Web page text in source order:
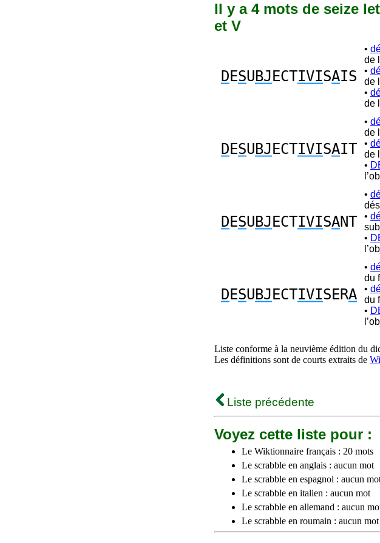
Il y a 4 mots de seize
et V
DESUBJ ECTIVISAIS
•
de
•
de
•
de
DESUBJ ECTIVISAIT
•
de
•
de
•
DESUBJ ECTIVISANT
•
•
•
DESUBJ ECTIVISERA
•
du
•
du
•
Liste conforme à la neuvième édition du
Les définitions sont de courts extraits de
Liste précédente
Voyez cette liste pour :
Le Wiktionnaire français : 20 mots
Le scrabble en anglais : aucun mot
Le scrabble en espagnol : aucun
Le scrabble en italien : aucun mot
Le scrabble en allemand : aucun
Le scrabble en roumain : aucun mot